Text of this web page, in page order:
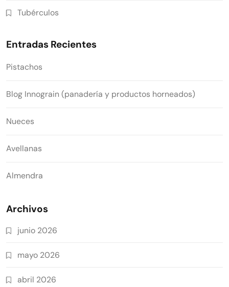
Tubérculos
Entradas Recientes
Pistachos
Blog Innograin (panadería y productos horneados)
Nueces
Avellanas
Almendra
Archivos
junio 2026
mayo 2026
abril 2026